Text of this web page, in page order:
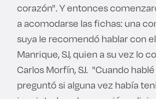
corazón". Y entonces
a acomodarse las fichas: una
suya le recomendó hablar con
Manrique, SJ, quien a su vez lo
Carlos Morfín, SJ. "Cuando
preguntó si alguna vez había